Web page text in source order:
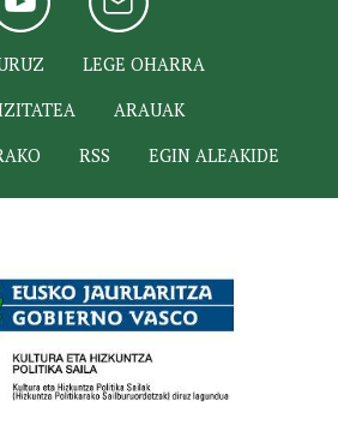
LEGE OHARRA
ARAUAK
RSS EGIN ALEAKIDE